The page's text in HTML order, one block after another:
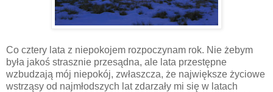
Co cztery lata z niepokojem rozpoczynam rok. Nie żebym
była jakoś strasznie przesądna, ale lata przestępne
wzbudzają mój niepokój, zwłaszcza, że największe życiowe
wstrząsy od najmłodszych lat zdarzały mi się w latach